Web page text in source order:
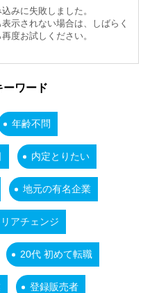
みに失敗しました。
示されない場合は、しばらく
度お試しください。
ーワード
年齢不問
内定とりたい
地元の有名企業
アチェンジ
20代 初めて転職
登録販売者